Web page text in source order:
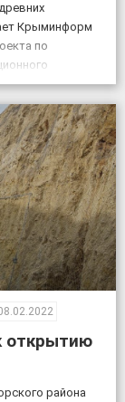
Крыминформ
по
Самохина. «На
,Общество
открытию
района